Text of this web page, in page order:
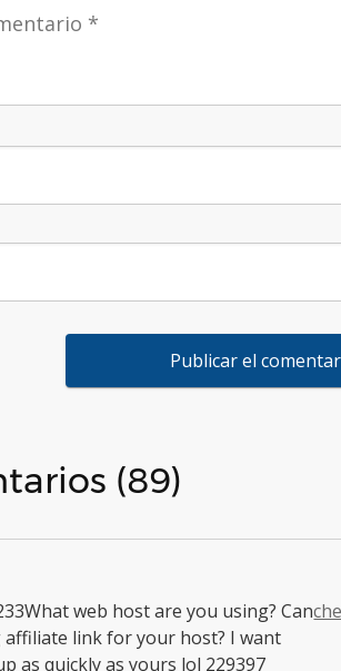
(89)
web host are you using? Can
affiliate link for your host? I want
as quickly as yours lol 229397